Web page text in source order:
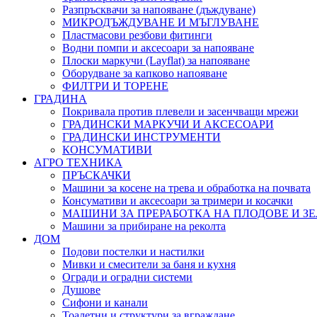
Разпръсквачи за напояване (дъждуване)
МИКРОДЪЖДУВАНЕ И МЪГЛУВАНЕ
Пластмасови резбови фитинги
Водни помпи и аксесоари за напояване
Плоски маркучи (Layflat) за напояване
Оборудване за капково напояване
ФИЛТРИ И ТОРЕНЕ
ГРАДИНА
Покривала против плевели и засенчващи мрежи
ГРАДИНСКИ МАРКУЧИ И АКСЕСОАРИ
ГРАДИНСКИ ИНСТРУМЕНТИ
КОНСУМАТИВИ
АГРО ТЕХНИКА
ПРЪСКАЧКИ
Машини за косене на трева и обработка на почвата
Консумативи и аксесоари за тримери и косачки
МАШИНИ ЗА ПРЕРАБОТКА НА ПЛОДОВЕ И
Машини за прибиране на реколта
ДОМ
Подови постелки и настилки
Мивки и смесители за баня и кухня
Огради и оградни системи
Душове
Сифони и канали